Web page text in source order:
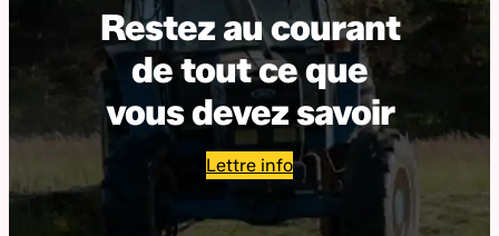
Restez au courant
de tout ce que
vous devez savoir
Lettre info